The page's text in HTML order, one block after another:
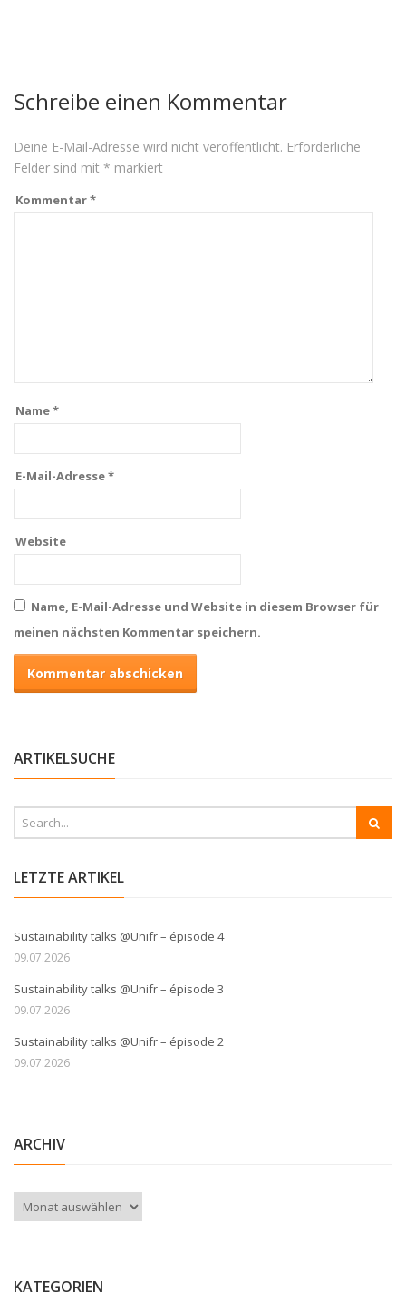
Schreibe einen Kommentar
Deine E-Mail-Adresse wird nicht veröffentlicht. Erforderliche
Felder sind mit * markiert
Kommentar*
Name*
E-Mail-Adresse*
Website
Name, E-Mail-Adresse und Website in diesem Browser für
meinen nächsten Kommentar speichern.
ARTIKELSUCHE
LETZTE ARTIKEL
Sustainability talks @Unifr – épisode 4
09.07.2026
Sustainability talks @Unifr – épisode 3
09.07.2026
Sustainability talks @Unifr – épisode 2
09.07.2026
ARCHIV
Archiv
KATEGORIEN